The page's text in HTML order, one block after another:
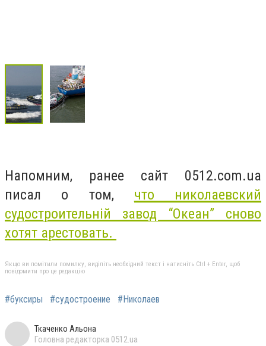
Напомним, ранее сайт 0512.com.ua
писал о том, что николаевский
судостроительній завод “Океан” сново
хотят арестовать.
Якщо ви помітили помилку, виділіть необхідний текст і натисніть Ctrl + Enter, щоб
повідомити про це редакцію
#буксиры #судостроение #Николаев
Ткаченко Альона
Головна редакторка 0512.ua